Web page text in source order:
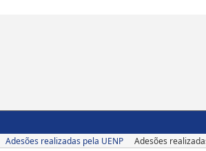
Adesões realizadas pela UENP Adesões